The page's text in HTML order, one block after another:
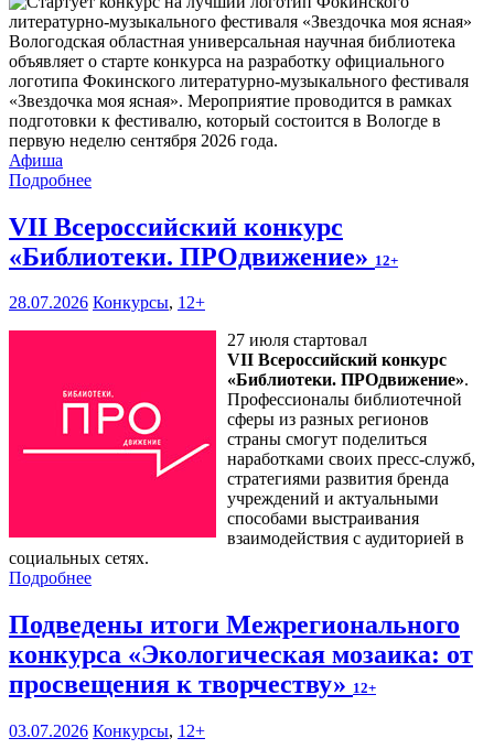
Вологодская областная универсальная научная библиотека
объявляет о старте конкурса на разработку официального
логотипа Фокинского литературно-музыкального фестиваля
«Звездочка моя ясная». Мероприятие проводится в рамках
подготовки к фестивалю, который состоится в Вологде в
первую неделю сентября 2026 года.
Афиша
Подробнее
VII Всероссийский конкурс
«Библиотеки. ПРОдвижение» 12+
28.07.2026 Конкурсы, 12+
27 июля стартовал
VII Всероссийский конкурс
«Библиотеки. ПРОдвижение».
Профессионалы библиотечной
сферы из разных регионов
страны смогут поделиться
наработками своих пресс-служб,
стратегиями развития бренда
учреждений и актуальными
способами выстраивания
взаимодействия с аудиторией в
социальных сетях.
Подробнее
Подведены итоги Межрегионального
конкурса «Экологическая мозаика: от
просвещения к творчеству» 12+
03.07.2026 Конкурсы, 12+